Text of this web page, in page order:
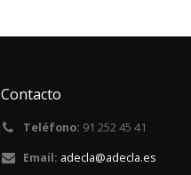
Contacto
Teléfono: 91 252 45 41
Email: adecla@adecla.es